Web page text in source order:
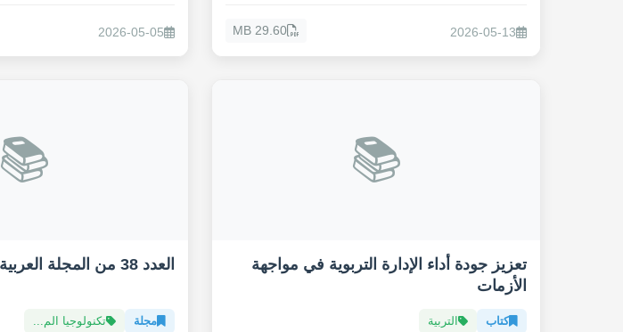
2026-05-13
29.60 MB
2026-05-05
📚
تعزيز جودة أداء الإدارة التربوية في مواجهة
الأزمات
كتاب التربية
📚
العدد 38 من المجلة العربية للمعلومات
مجلة تكنولوجيا الم...